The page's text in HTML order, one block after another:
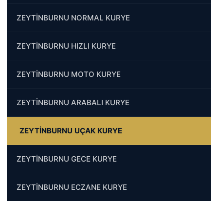
ZEYTİNBURNU NORMAL KURYE
ZEYTİNBURNU HIZLI KURYE
ZEYTİNBURNU MOTO KURYE
ZEYTİNBURNU ARABALI KURYE
ZEYTİNBURNU UÇAK KURYE
ZEYTİNBURNU GECE KURYE
ZEYTİNBURNU ECZANE KURYE